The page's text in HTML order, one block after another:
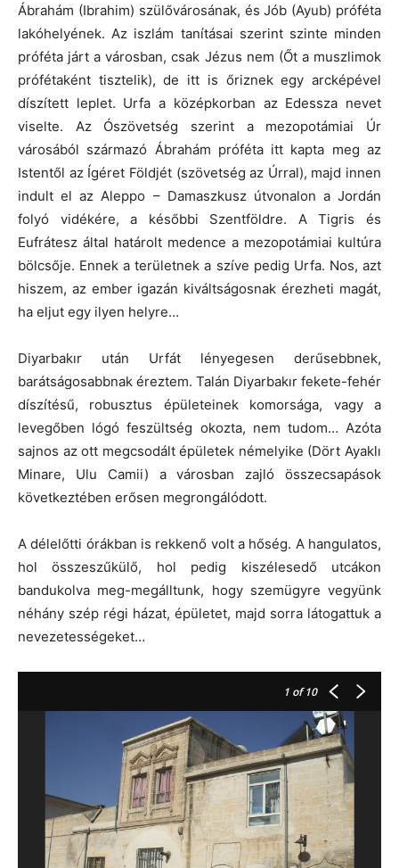
Ábrahám (Ibrahim) szülővárosának, és Jób (Ayub) próféta
lakóhelyének. Az iszlám tanításai szerint szinte minden
próféta járt a városban, csak Jézus nem (Őt a muszlimok
prófétaként tisztelik), de itt is őriznek egy arcképével
díszített leplet. Urfa a középkorban az Edessza nevet
viselte. Az Ószövetség szerint a mezopotámiai Úr
városából származó Ábrahám próféta itt kapta meg az
Istentől az Ígéret Földjét (szövetség az Úrral), majd innen
indult el az Aleppo – Damaszkusz útvonalon a Jordán
folyó vidékére, a későbbi Szentföldre. A Tigris és
Eufrátesz által határolt medence a mezopotámiai kultúra
bölcsője. Ennek a területnek a szíve pedig Urfa. Nos, azt
hiszem, az ember igazán kiváltságosnak érezheti magát,
ha eljut egy ilyen helyre…
Diyarbakır után Urfát lényegesen derűsebbnek,
barátságosabbnak éreztem. Talán Diyarbakır fekete-fehér
díszítésű, robusztus épületeinek komorsága, vagy a
levegőben lógó feszültség okozta, nem tudom… Azóta
sajnos az ott megcsodált épületek némelyike (Dört Ayaklı
Minare, Ulu Camii) a városban zajló összecsapások
következtében erősen megrongálódott.
A délelőtti órákban is rekkenő volt a hőség. A hangulatos,
hol összeszűkülő, hol pedig kiszélesedő utcákon
bandukolva meg-megálltunk, hogy szemügyre vegyünk
néhány szép régi házat, épületet, majd sorra látogattuk a
nevezetességeket…
1 of 10